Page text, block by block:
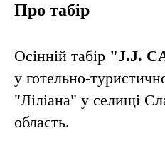
Про табір
Осінній табір "J.J.
у готельно-
"Ліліана" у селищі
область.